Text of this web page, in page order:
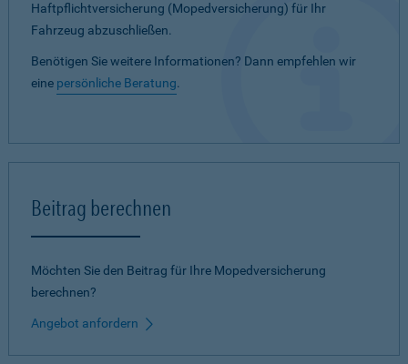
Haftpflichtversicherung (Mopedversicherung) für Ihr
Fahrzeug abzuschließen.
Benötigen Sie weitere Informationen? Dann empfehlen wir
eine persönliche Beratung.
Beitrag berechnen
Möchten Sie den Beitrag für Ihre Mopedversicherung
berechnen?
Angebot anfordern